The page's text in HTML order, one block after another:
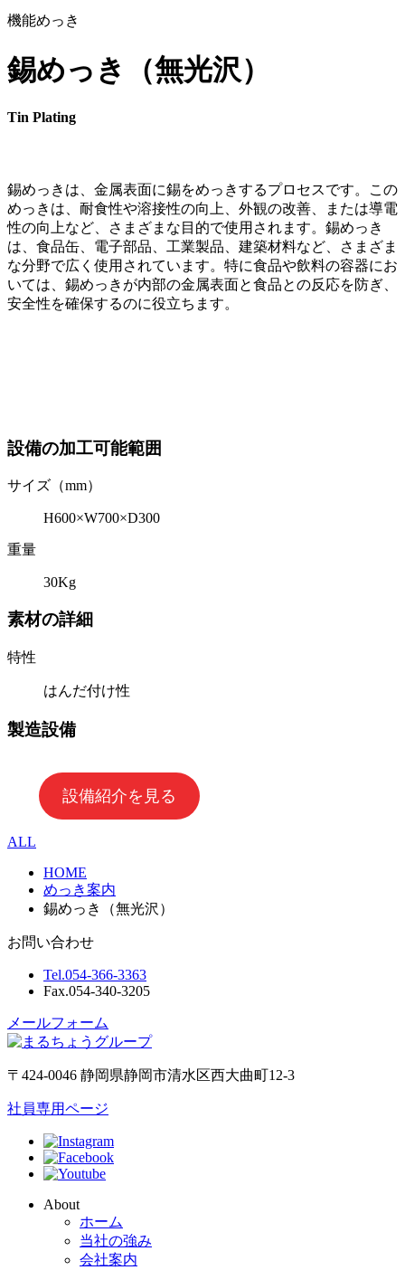
機能めっき
錫めっき（無光沢）
Tin Plating
錫めっきは、金属表面に錫をめっきするプロセスです。この
めっきは、耐食性や溶接性の向上、外観の改善、または導電
性の向上など、さまざまな目的で使用されます。錫めっき
は、食品缶、電子部品、工業製品、建築材料など、さまざま
な分野で広く使用されています。特に食品や飲料の容器にお
いては、錫めっきが内部の金属表面と食品との反応を防ぎ、
安全性を確保するのに役立ちます。
設備の加工可能範囲
サイズ（mm）
H600×W700×D300
重量
30Kg
素材の詳細
特性
はんだ付け性
製造設備
設備紹介を見る
ALL
HOME
めっき案内
錫めっき（無光沢）
お問い合わせ
Tel.054-366-3363
Fax.054-340-3205
メールフォーム
〒424-0046 静岡県静岡市清水区西大曲町12-3
社員専用ページ
About
ホーム
当社の強み
会社案内